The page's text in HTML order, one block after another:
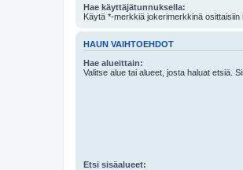
Hae käyttäjätunnuksella:
Käytä *-merkkiä jokerimerkkinä osittaisiin
HAUN VAIHTOEHDOT
Hae alueittain:
Valitse alue tai alueet, josta haluat etsiä.
Etsi sisäalueet: